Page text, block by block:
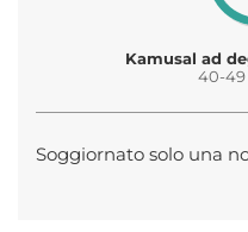
Kamusal ad
40-49
Soggiornato solo una